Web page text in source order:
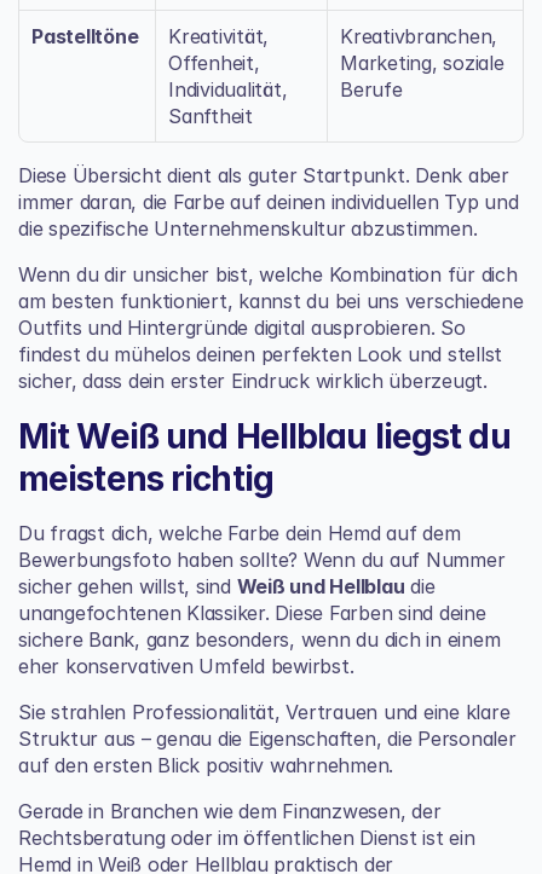
Pastelltöne
Kreativität,
Offenheit,
Individualität,
Sanftheit
Kreativbranchen,
Marketing, soziale
Berufe
Diese Übersicht dient als guter Startpunkt. Denk aber
immer daran, die Farbe auf deinen individuellen Typ und
die spezifische Unternehmenskultur abzustimmen.
Wenn du dir unsicher bist, welche Kombination für dich
am besten funktioniert, kannst du bei uns verschiedene
Outfits und Hintergründe digital ausprobieren. So
findest du mühelos deinen perfekten Look und stellst
sicher, dass dein erster Eindruck wirklich überzeugt.
Mit Weiß und Hellblau liegst du
meistens richtig
Du fragst dich, welche Farbe dein Hemd auf dem
Bewerbungsfoto haben sollte? Wenn du auf Nummer
sicher gehen willst, sind Weiß und Hellblau die
unangefochtenen Klassiker. Diese Farben sind deine
sichere Bank, ganz besonders, wenn du dich in einem
eher konservativen Umfeld bewirbst.
Sie strahlen Professionalität, Vertrauen und eine klare
Struktur aus – genau die Eigenschaften, die Personaler
auf den ersten Blick positiv wahrnehmen.
Gerade in Branchen wie dem Finanzwesen, der
Rechtsberatung oder im öffentlichen Dienst ist ein
Hemd in Weiß oder Hellblau praktisch der